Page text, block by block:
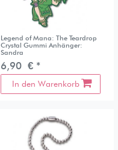
Legend of Mana: The Teardrop
Crystal Gummi Anhänger:
Sandra
6,90 € *
In den Warenkorb